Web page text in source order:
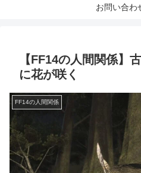
お問い合わ
【FF14の人間関係】
に花が咲く
FF14の人間関係